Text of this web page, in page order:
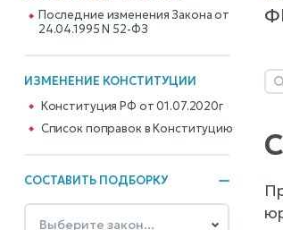
Последние изменения Закона от
24.04.1995 N 52-ФЗ
ИЗМЕНЕНИЕ КОНСТИТУЦИИ
Конституция РФ от 01.07.2020г
Cписок поправок в Конституцию
СОСТАВИТЬ ПОДБОРКУ